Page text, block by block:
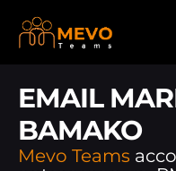
EMAIL
BAMAKO
Mevo Teams